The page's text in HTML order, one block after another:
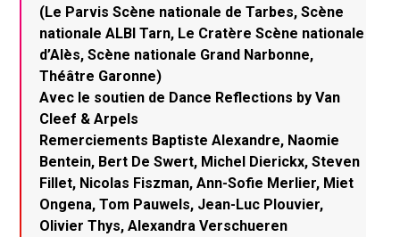
(Le Parvis Scène nationale de Tarbes, Scène
nationale ALBI Tarn, Le Cratère Scène nationale
d’Alès, Scène nationale Grand Narbonne,
Théâtre Garonne)
Avec le soutien de Dance Reflections by Van
Cleef & Arpels
Remerciements Baptiste Alexandre, Naomie
Bentein, Bert De Swert, Michel Dierickx, Steven
Fillet, Nicolas Fiszman, Ann-Sofie Merlier, Miet
Ongena, Tom Pauwels, Jean-Luc Plouvier,
Olivier Thys, Alexandra Verschueren